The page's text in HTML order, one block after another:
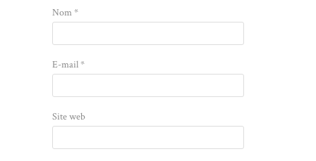
Nom*
E-mail*
Site web